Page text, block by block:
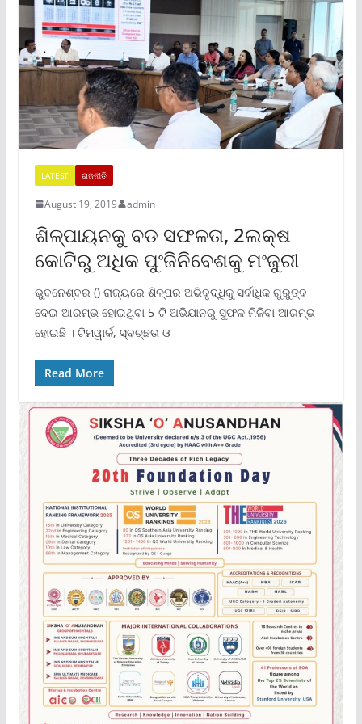
LATEST ରାଜନୀତି
August 19, 2019 admin
ଶିଳ୍ପାୟନକୁ ବଡ ସଫଳତା, 2ଲକ୍ଷ
କୋଟିରୁ ଅଧିକ ପୁଂଜିନିବେଶକୁ ମଂଜୁରୀ
ଭୁବନେଶ୍ବର () ରାଜ୍ୟରେ ଶିଳ୍ପର ଅଭିବୃଦ୍ଧିକୁ ସର୍ବାଧିକ ଗୁରୁତ୍ବ
ଦେଇ ଆରମ୍ଭ ହୋଇଥିବା 5-ଟି ଅଭିଯାନରୁ ସୁଫଳ ମିଳିବା ଆରମ୍ଭ
ହୋଇଛି । ଟିମୱାର୍କ, ସ୍ବଚ୍ଛତା ଓ
Read More